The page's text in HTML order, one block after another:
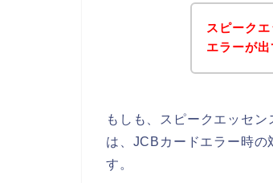
スピーク
エラーが
もしも、スピークエッセ
は、JCBカードエラー時
す。